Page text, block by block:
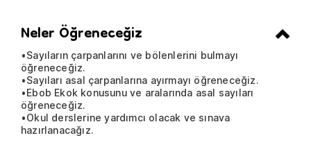
Neler Öğreneceğiz
•Sayıların çarpanlarını ve bölenlerini bulmayı
öğreneceğiz.
•Sayıları asal çarpanlarına ayırmayı öğreneceğiz.
•Ebob Ekok konusunu ve aralarında asal sayıları
öğreneceğiz.
•Okul derslerine yardımcı olacak ve sınava
hazırlanacağız.